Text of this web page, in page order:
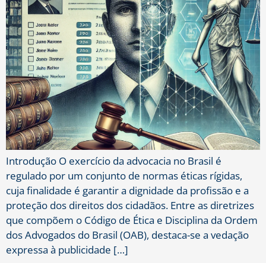
Introdução O exercício da advocacia no Brasil é
regulado por um conjunto de normas éticas rígidas,
cuja finalidade é garantir a dignidade da profissão e a
proteção dos direitos dos cidadãos. Entre as diretrizes
que compõem o Código de Ética e Disciplina da Ordem
dos Advogados do Brasil (OAB), destaca-se a vedação
expressa à publicidade […]